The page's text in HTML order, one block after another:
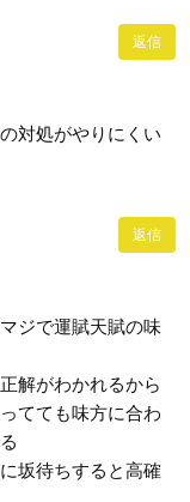
返信
対処がやりにくい
返信
ジで運賦天賦の味
解がわかれるから
てても味方に合わ
坂待ちすると高確